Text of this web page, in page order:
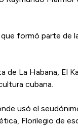
formó parte de
de La Habana, El
cubana.
usó el
Florilegio de